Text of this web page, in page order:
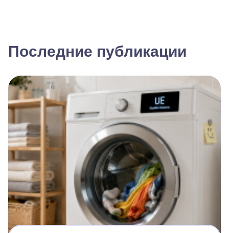
Последние публикации